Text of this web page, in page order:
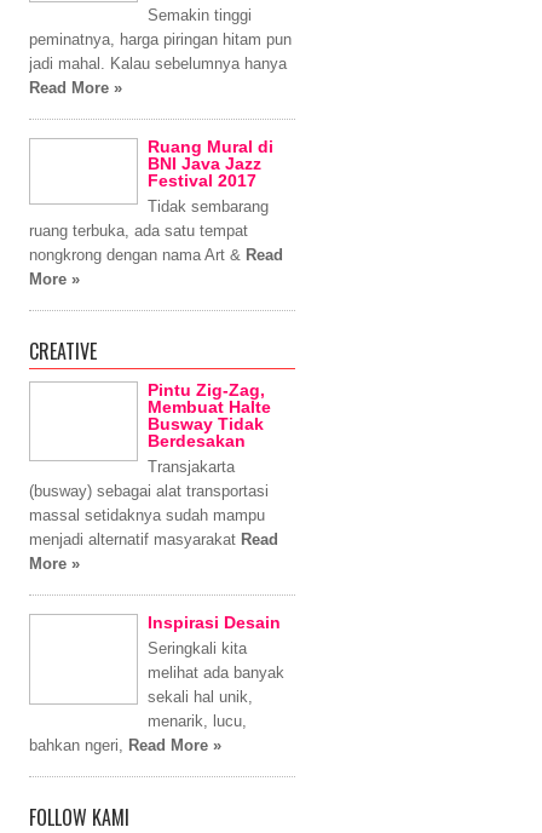
Semakin tinggi
peminatnya, harga piringan hitam pun
jadi mahal. Kalau sebelumnya hanya
Read More »
Ruang Mural di
BNI Java Jazz
Festival 2017
Tidak sembarang
ruang terbuka, ada satu tempat
nongkrong dengan nama Art & Read
More »
CREATIVE
Pintu Zig-Zag,
Membuat Halte
Busway Tidak
Berdesakan
Transjakarta
(busway) sebagai alat transportasi
massal setidaknya sudah mampu
menjadi alternatif masyarakat Read
More »
Inspirasi Desain
Seringkali kita
melihat ada banyak
sekali hal unik,
menarik, lucu,
bahkan ngeri, Read More »
FOLLOW KAMI